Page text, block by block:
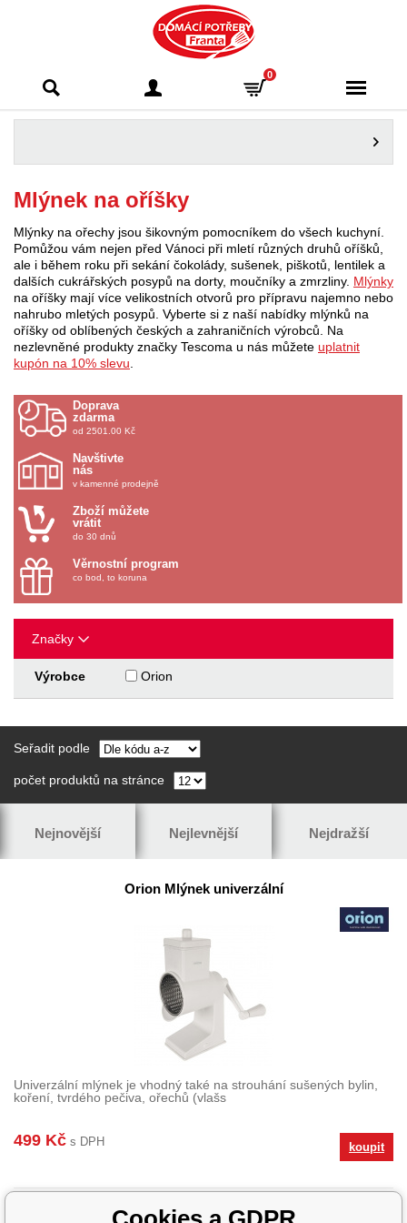
Franta - Příbram
0
Mlýnek na oříšky
Mlýnky na ořechy jsou šikovným pomocníkem do všech kuchyní.
Pomůžou vám nejen před Vánoci při mletí různých druhů oříšků,
ale i během roku při sekání čokolády, sušenek, piškotů, lentilek a
dalších cukrářských posypů na dorty, moučníky a zmrzliny. Mlýnky
na oříšky mají více velikostních otvorů pro přípravu najemno nebo
nahrubo mletých posypů. Vyberte si z naší nabídky mlýnků na
oříšky od oblíbených českých a zahraničních výrobců. Na
nezlevněné produkty značky Tescoma u nás můžete uplatnit
kupón na 10% slevu
Doprava
zdarma
od 2501.00 Kč
Navštivte
nás
v kamenné prodejně
Zboží můžete
vrátit
do 30 dnů
Věrnostní program
co bod, to koruna
Značky
Výrobce Orion
Seřadit podle
počet produktů na stránce
Nejnovější Nejlevnější Nejdražší
Orion Mlýnek univerzální
Univerzální mlýnek je vhodný také na strouhání sušených bylin,
koření, tvrdého pečiva, ořechů (vlašs
499 Kč s DPH koupit